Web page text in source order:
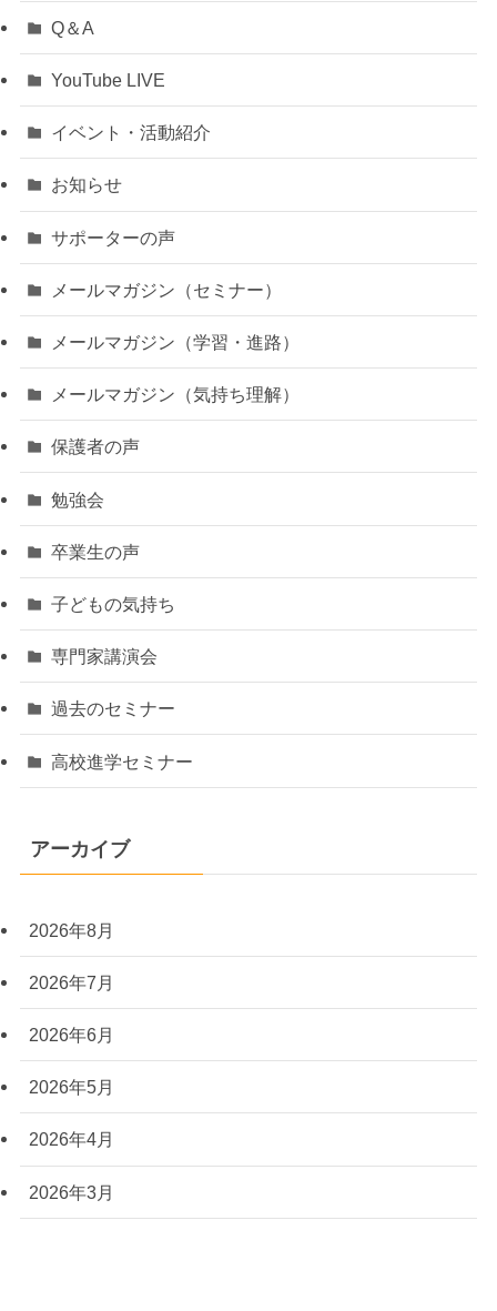
Q＆A
YouTube LIVE
イベント・活動紹介
お知らせ
サポーターの声
メールマガジン（セミナー）
メールマガジン（学習・進路）
メールマガジン（気持ち理解）
保護者の声
勉強会
卒業生の声
子どもの気持ち
専門家講演会
過去のセミナー
高校進学セミナー
アーカイブ
2026年8月
2026年7月
2026年6月
2026年5月
2026年4月
2026年3月